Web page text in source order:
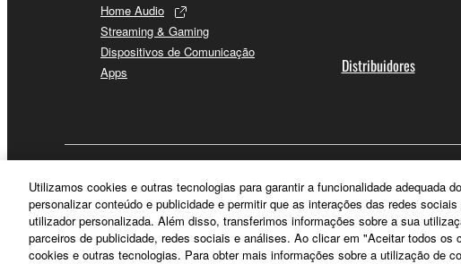
Home Audio
Streaming & Gaming
Dispositivos de Comunicação
Apps
Distribuidores
Utilizamos cookies e outras tecnologias para garantir a funcionalidade adequada
personalizar conteúdo e publicidade e permitir que as interações das redes
utilizador personalizada. Além disso, transferimos informações sobre a sua
parceiros de publicidade, redes sociais e análises. Ao clicar em "Aceitar todos
cookies e outras tecnologias. Para obter mais informações sobre a utilização de